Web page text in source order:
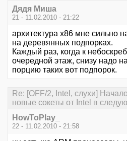
Дядя Миша
21 - 11.02.2010 - 21:22
архитектура x86 мне сильно
на деревянных подпорках.
Каждый раз, когда к
очередной этаж, снизу надо
порцию таких вот подпорок.
Re: [OFF/2, Intel, слухи]
новые сокеты от Intel в
HowToPlay_
22 - 11.02.2010 - 21:58